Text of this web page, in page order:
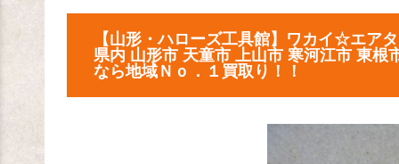
【山形・ハローズ工具館】ワカイ☆エア
県内 山形市 天童市 上山市 寒河江市 東
なら地域Ｎｏ．１買取り！！